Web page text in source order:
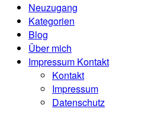
Neuzugang
Kategorien
Blog
Über mich
Impressum Kontakt
Kontakt
Impressum
Datenschutz